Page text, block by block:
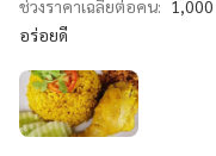
ช่วงราคาเฉลี่ยต่อคน:
อร่อยดี